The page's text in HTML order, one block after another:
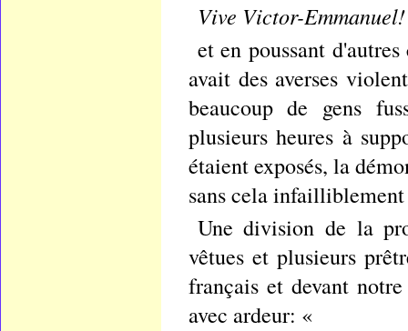
Vive Victor-
et en poussant
avait des averses
beaucoup de gens
plusieurs heures à
étaient exposés, la
sans cela
Une division de la
vêtues et plusieurs
français et devant
avec ardeur: «